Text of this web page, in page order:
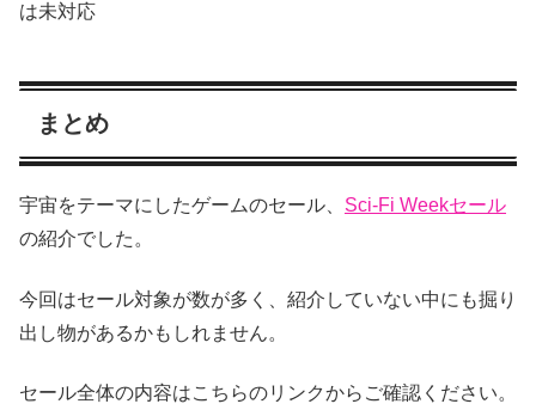
は未対応
まとめ
宇宙をテーマにしたゲームのセール、 Sci-Fi Weekセール
の紹介でした。
今回はセール対象が数が多く、紹介していない中にも掘り
出し物があるかもしれません。
セール全体の内容はこちらのリンクからご確認ください。